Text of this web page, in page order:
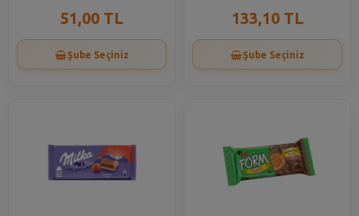
51,00 TL
Şube Seçiniz
133,10 TL
Şube Seçiniz